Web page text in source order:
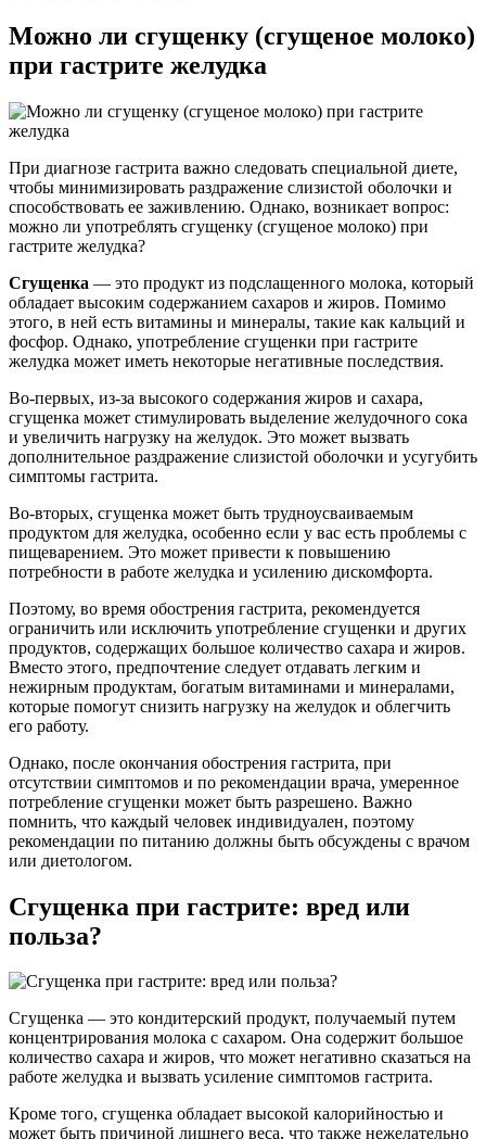
Можно ли сгущенку (сгущеное молоко)
при гастрите желудка
При диагнозе гастрита важно следовать специальной диете,
чтобы минимизировать раздражение слизистой оболочки и
способствовать ее заживлению. Однако, возникает вопрос:
можно ли употреблять сгущенку (сгущеное молоко) при
гастрите желудка?
Сгущенка — это продукт из подслащенного молока, который
обладает высоким содержанием сахаров и жиров. Помимо
этого, в ней есть витамины и минералы, такие как кальций и
фосфор. Однако, употребление сгущенки при гастрите
желудка может иметь некоторые негативные последствия.
Во-первых, из-за высокого содержания жиров и сахара,
сгущенка может стимулировать выделение желудочного сока
и увеличить нагрузку на желудок. Это может вызвать
дополнительное раздражение слизистой оболочки и усугубить
симптомы гастрита.
Во-вторых, сгущенка может быть трудноусваиваемым
продуктом для желудка, особенно если у вас есть проблемы с
пищеварением. Это может привести к повышению
потребности в работе желудка и усилению дискомфорта.
Поэтому, во время обострения гастрита, рекомендуется
ограничить или исключить употребление сгущенки и других
продуктов, содержащих большое количество сахара и жиров.
Вместо этого, предпочтение следует отдавать легким и
нежирным продуктам, богатым витаминами и минералами,
которые помогут снизить нагрузку на желудок и облегчить
его работу.
Однако, после окончания обострения гастрита, при
отсутствии симптомов и по рекомендации врача, умеренное
потребление сгущенки может быть разрешено. Важно
помнить, что каждый человек индивидуален, поэтому
рекомендации по питанию должны быть обсуждены с врачом
или диетологом.
Сгущенка при гастрите: вред или
польза?
Сгущенка — это кондитерский продукт, получаемый путем
концентрирования молока с сахаром. Она содержит большое
количество сахара и жиров, что может негативно сказаться на
работе желудка и вызвать усиление симптомов гастрита.
Кроме того, сгущенка обладает высокой калорийностью и
может быть причиной лишнего веса, что также нежелательно